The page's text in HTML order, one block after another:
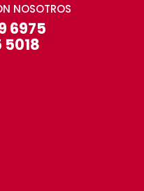
NOSOTROS
6975
5018